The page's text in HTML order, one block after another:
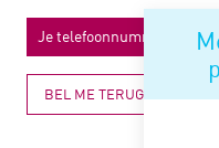
BEL ME TERUG